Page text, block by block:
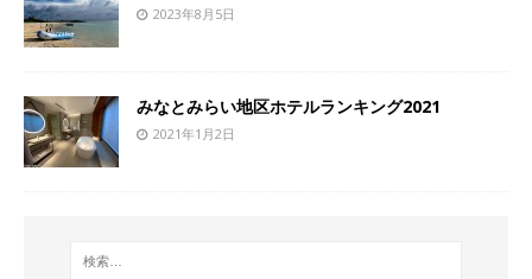
2023年8月5日
みなとみらい地区ホテルランキング2021
2021年1月2日